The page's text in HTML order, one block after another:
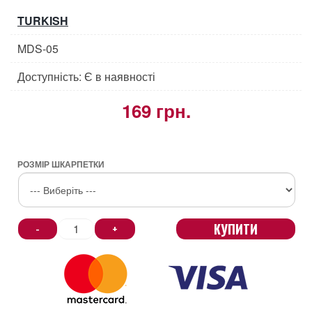
TURKISH
MDS-05
Доступність: Є в наявності
169 грн.
РОЗМІР ШКАРПЕТКИ
- + КУПИТИ